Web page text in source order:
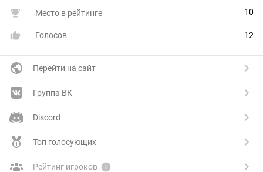
Место в рейтинге 10
Голосов 12
Перейти на сайт
Группа ВК
Discord
Топ голосующих
Рейтинг игроков